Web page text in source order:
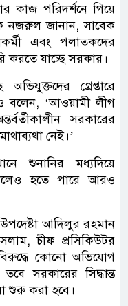
কাজ পরিদর্শনে গিয়ে
নজরুল জানান, সাবেক
এবং পলাতকদের
করতে যাচ্ছে সরকার।
গ্রেপ্তারে
বলেন, ‘আওয়ামী লীগ
সরকারের
নেই।’
শুনানির মধ্যদিয়ে
হতে পারে আরও
আদিলুর রহমান
চীফ প্রসিকিউটর
বিরুদ্ধে কোনো অভিযোগ
সরকারের সিদ্ধান্ত
শুরু করা হবে।